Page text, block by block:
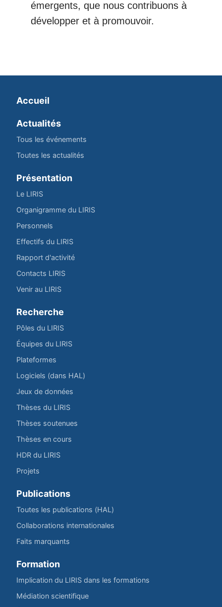
émergents, que nous contribuons à
développer et à promouvoir.
Accueil
Actualités
Tous les événements
Toutes les actualités
Présentation
Le LIRIS
Organigramme du LIRIS
Personnels
Effectifs du LIRIS
Rapport d'activité
Contacts LIRIS
Venir au LIRIS
Recherche
Pôles du LIRIS
Équipes du LIRIS
Plateformes
Logiciels (dans HAL)
Jeux de données
Thèses du LIRIS
Thèses soutenues
Thèses en cours
HDR du LIRIS
Projets
Publications
Toutes les publications (HAL)
Collaborations internationales
Faits marquants
Formation
Implication du LIRIS dans les formations
Médiation scientifique